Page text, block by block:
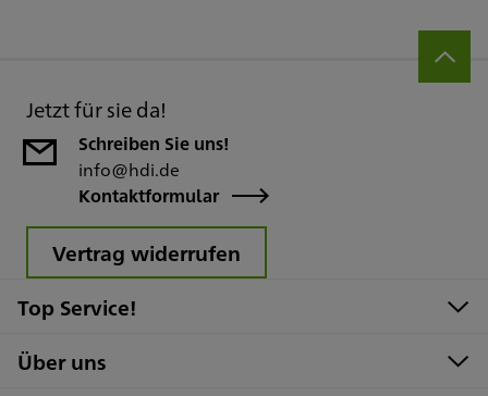
Jetzt für sie da!
Schreiben Sie uns!
info@hdi.de
Kontaktformular
Vertrag widerrufen
Top Service!
Über uns